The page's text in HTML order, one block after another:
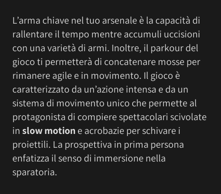
L’arma chiave nel tuo arsenale è la capacità di
rallentare il tempo mentre accumuli uccisioni
con una varietà di armi. Inoltre, il parkour del
gioco ti permetterà di concatenare mosse per
rimanere agile e in movimento. Il gioco è
caratterizzato da un’azione intensa e da un
sistema di movimento unico che permette al
protagonista di compiere spettacolari scivolate
inslow motione acrobazie per schivare i
proiettili. La prospettiva in prima persona
enfatizza il senso di immersione nella
sparatoria.